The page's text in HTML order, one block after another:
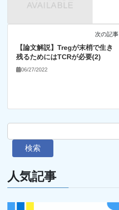
次の記事
【論文解説】Tregが末梢で生き
残るためにはTCRが必要(2)
06/27/2022
検索
人気記事